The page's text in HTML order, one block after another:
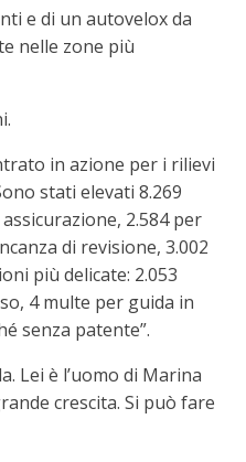
e di un autovelox da
nelle zone più
in azione per i rilievi
stati elevati 8.269
2.584 per
di revisione, 3.002
più delicate: 2.053
4 multe per guida in
senza patente”.
Lei è l’uomo di Marina
crescita. Si può fare